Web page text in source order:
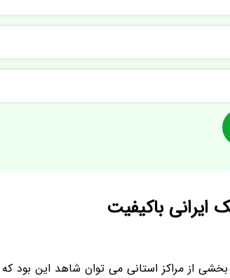
باکیفیت
بخشی از مراکز استانی می توان شاهد این بود